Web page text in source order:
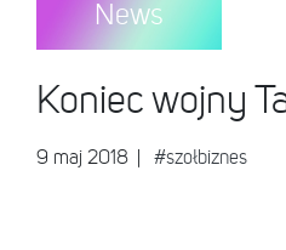
News
Koniec wojny
9 maj 2018 #szołbiznes